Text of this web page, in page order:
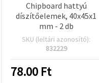
Chipboard hattyú
díszítőelemek, 40x45x1
mm - 2 db
SKU (leltári azonosító):
832229
78.00 Ft